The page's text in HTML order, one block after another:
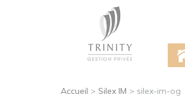
Accueil > Silex IM > silex-im-og